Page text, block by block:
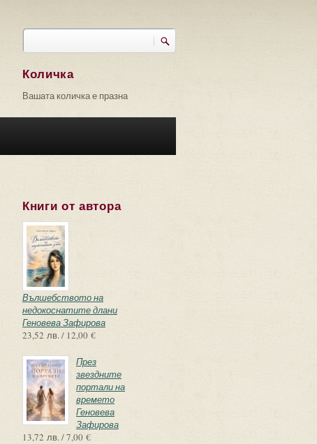
Търси
Количка
Вашата количка е празна
Книги от автора
Вълшебството на
недокоснатите длани
Геновева Зафирова
23,52 лв. / 12,00 €
През
звездните
портали на
времето
Геновева
Зафирова
13,72 лв. / 7,00 €